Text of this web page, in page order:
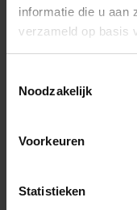
informatie die u aan
verzameld op basis
Noodzakelijk
Voorkeuren
Statistieken